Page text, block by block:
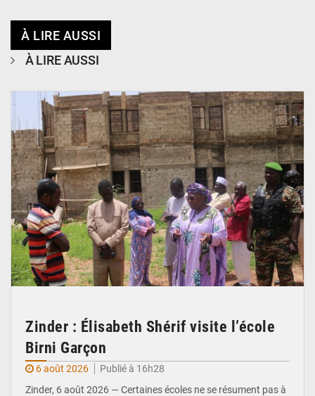
À LIRE AUSSI
À LIRE AUSSI
Zinder : Élisabeth Shérif visite l’école
Birni Garçon
6 août 2026
Publié à 16h28
Zinder, 6 août 2026 — Certaines écoles ne se résument pas à